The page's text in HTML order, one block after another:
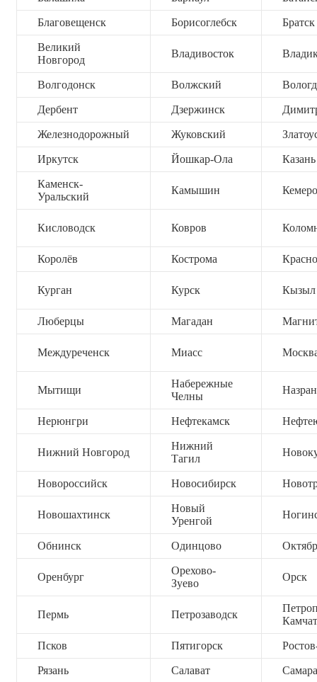
Благовещенск Борисоглебск Братск
Великий
Новгород
Владивосток
Волгодонск Волжский
Дербент Дзержинск
Железнодорожный Жуковский
Иркутск Йошкар-Ола Казань
Каменск-
Уральский
Камышин
Кисловодск Ковров
Королёв Кострома
Курган Курск Кызыл
Люберцы Магадан
Междуреченск Миасс
Мытищи
Набережные
Челны
Нерюнгри Нефтекамск
Нижний Новгород
Нижний
Тагил
Новороссийск Новосибирск
Новошахтинск
Новый
Уренгой
Обнинск Одинцово
Оренбург
Орехово-
Зуево
Орск
Пермь Петрозаводск
Псков Пятигорск
Рязань Салават Самара